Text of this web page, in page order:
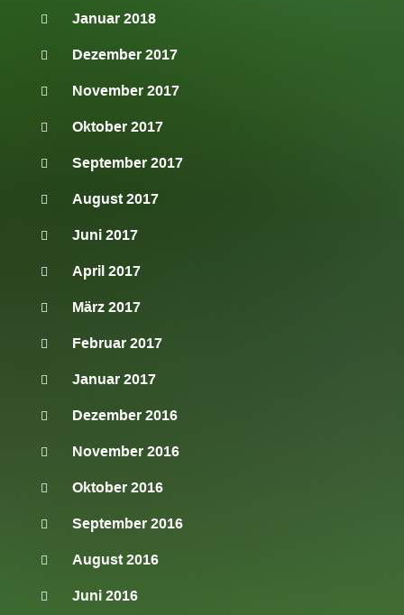
Januar 2018
Dezember 2017
November 2017
Oktober 2017
September 2017
August 2017
Juni 2017
April 2017
März 2017
Februar 2017
Januar 2017
Dezember 2016
November 2016
Oktober 2016
September 2016
August 2016
Juni 2016